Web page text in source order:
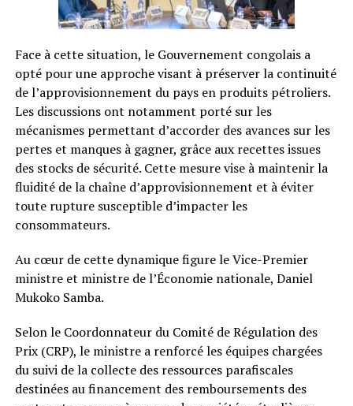
Face à cette situation, le Gouvernement congolais a
opté pour une approche visant à préserver la continuité
de l’approvisionnement du pays en produits pétroliers.
Les discussions ont notamment porté sur les
mécanismes permettant d’accorder des avances sur les
pertes et manques à gagner, grâce aux recettes issues
des stocks de sécurité. Cette mesure vise à maintenir la
fluidité de la chaîne d’approvisionnement et à éviter
toute rupture susceptible d’impacter les
consommateurs.
Au cœur de cette dynamique figure le Vice-Premier
ministre et ministre de l’Économie nationale, Daniel
Mukoko Samba.
Selon le Coordonnateur du Comité de Régulation des
Prix (CRP), le ministre a renforcé les équipes chargées
du suivi de la collecte des ressources parafiscales
destinées au financement des remboursements des